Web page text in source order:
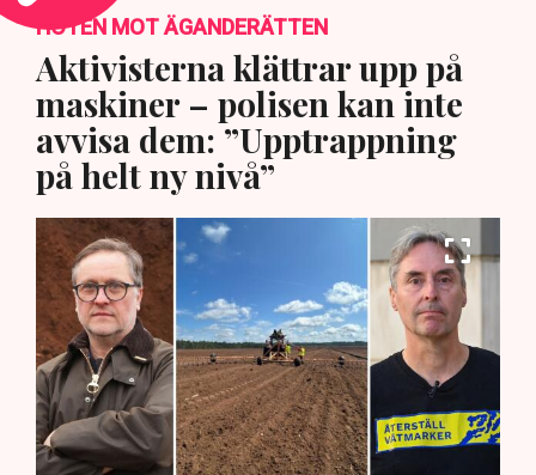
HOTEN MOT ÄGANDERÄTTEN
Aktivisterna klättrar upp på
maskiner – polisen kan inte
avvisa dem: ”Upptrappning
på helt ny nivå”